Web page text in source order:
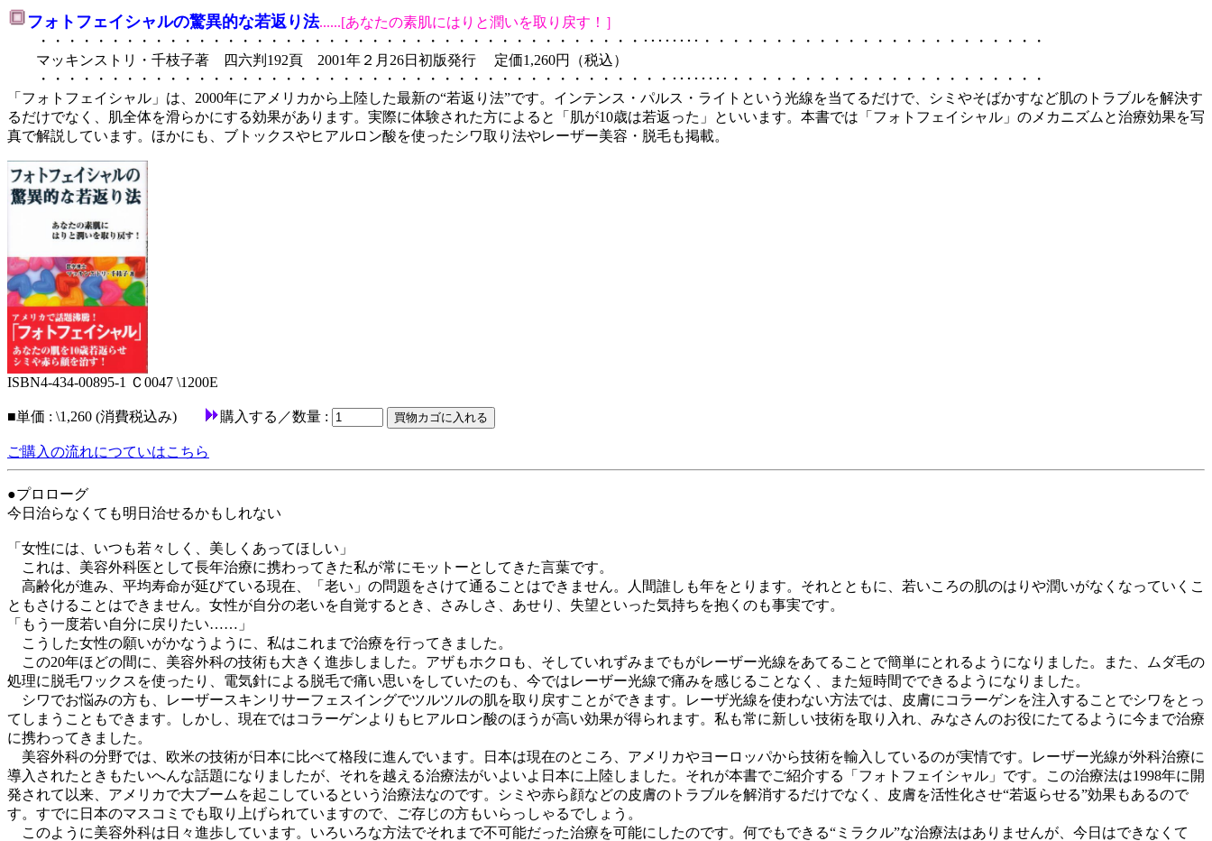
フォトフェイシャルの驚異的な若返り法......[あなたの素肌にはりと潤いを取り戻す！］
・・・・・・・・・・・・・・・・・・・・・・・・・・・・・・・・・・・・・・・・・・････････・・・・・・・・・・・・・・・・・・・・・・・・
マッキンストリ・千枝子著 四六判192頁 2001年２月26日初版発行 定価1,260円（税込）
・・・・・・・・・・・・・・・・・・・・・・・・・・・・・・・・・・・・・・・・・・・・････････・・・・・・・・・・・・・・・・・・・・・・
「フォトフェイシャル」は、2000年にアメリカから上陸した最新の“若返り法”です。インテンス・パルス・ライトという光線を当てるだけで、シミやそばかすなど肌のトラブルを解決す
るだけでなく、肌全体を滑らかにする効果があります。実際に体験された方によると「肌が10歳は若返った」といいます。本書では「フォトフェイシャル」のメカニズムと治療効果を写
真で解説しています。ほかにも、ブトックスやヒアルロン酸を使ったシワ取り法やレーザー美容・脱毛も掲載。
ISBN4-434-00895-1 Ｃ0047 \1200E
■単価 : \1,260 (消費税込み) 購入する／数量 :
ご購入の流れにつていはこちら
●プロローグ
今日治らなくても明日治せるかもしれない
「女性には、いつも若々しく、美しくあってほしい」
これは、美容外科医として長年治療に携わってきた私が常にモットーとしてきた言葉です。
高齢化が進み、平均寿命が延びている現在、「老い」の問題をさけて通ることはできません。人間誰しも年をとります。それとともに、若いころの肌のはりや潤いがなくなっていくこ
ともさけることはできません。女性が自分の老いを自覚するとき、さみしさ、あせり、失望といった気持ちを抱くのも事実です。
「もう一度若い自分に戻りたい……」
こうした女性の願いがかなうように、私はこれまで治療を行ってきました。
この20年ほどの間に、美容外科の技術も大きく進歩しました。アザもホクロも、そしていれずみまでもがレーザー光線をあてることで簡単にとれるようになりました。また、ムダ毛の
処理に脱毛ワックスを使ったり、電気針による脱毛で痛い思いをしていたのも、今ではレーザー光線で痛みを感じることなく、また短時間でできるようになりました。
シワでお悩みの方も、レーザースキンリサーフェスイングでツルツルの肌を取り戻すことができます。レーザ光線を使わない方法では、皮膚にコラーゲンを注入することでシワをとっ
てしまうこともできます。しかし、現在ではコラーゲンよりもヒアルロン酸のほうが高い効果が得られます。私も常に新しい技術を取り入れ、みなさんのお役にたてるように今まで治療
に携わってきました。
美容外科の分野では、欧米の技術が日本に比べて格段に進んでいます。日本は現在のところ、アメリカやヨーロッパから技術を輸入しているのが実情です。レーザー光線が外科治療に
導入されたときもたいへんな話題になりましたが、それを越える治療法がいよいよ日本に上陸しました。それが本書でご紹介する「フォトフェイシャル」です。この治療法は1998年に開
発されて以来、アメリカで大ブームを起こしているという治療法なのです。シミや赤ら顔などの皮膚のトラブルを解消するだけでなく、皮膚を活性化させ“若返らせる”効果もあるので
す。すでに日本のマスコミでも取り上げられていますので、ご存じの方もいらっしゃるでしょう。
このように美容外科は日々進歩しています。いろいろな方法でそれまで不可能だった治療を可能にしたのです。何でもできる“ミラクル”な治療法はありませんが、今日はできなくて